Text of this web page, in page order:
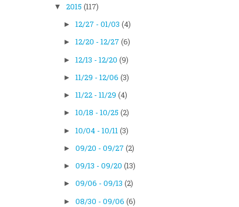
▼ 2015 (117)
► 12/27 - 01/03 (4)
► 12/20 - 12/27 (6)
► 12/13 - 12/20 (9)
► 11/29 - 12/06 (3)
► 11/22 - 11/29 (4)
► 10/18 - 10/25 (2)
► 10/04 - 10/11 (3)
► 09/20 - 09/27 (2)
► 09/13 - 09/20 (13)
► 09/06 - 09/13 (2)
► 08/30 - 09/06 (6)